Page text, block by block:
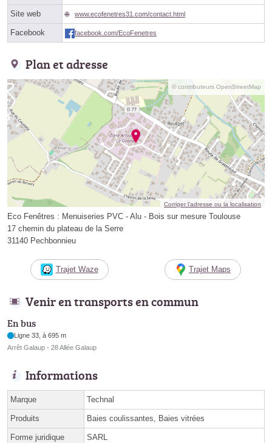
Site web www.ecofenetres31.com/contact.html
Facebook facebook.com/EcoFenetres
Plan et adresse
© contributeurs OpenStreetMap
Corriger l’adresse ou la localisation
Eco Fenêtres : Menuiseries PVC - Alu - Bois sur mesure Toulouse
17 chemin du plateau de la Serre
31140 Pechbonnieu
Trajet Waze Trajet Maps
Venir en transports en commun
En bus
Ligne 33, à 695 m
Arrêt Galaup - 28 Allée Galaup
Informations
Marque Technal
Produits Baies coulissantes, Baies vitrées
Forme juridique SARL